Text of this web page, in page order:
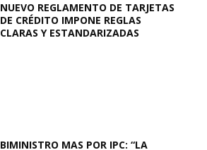
NUEVO REGLAMENTO DE TARJETAS
DE CRÉDITO IMPONE REGLAS
CLARAS Y ESTANDARIZADAS
BIMINISTRO MAS POR IPC: “LA